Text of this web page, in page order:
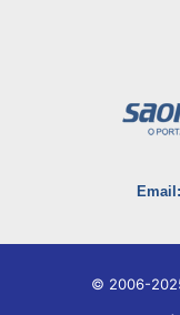
Email:
© 2006-